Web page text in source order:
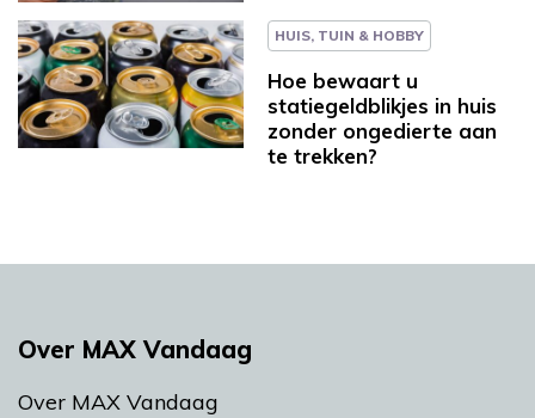
HUIS, TUIN & HOBBY
Hoe bewaart u
statiegeldblikjes in huis
zonder ongedierte aan
te trekken?
Over MAX Vandaag
Over MAX Vandaag